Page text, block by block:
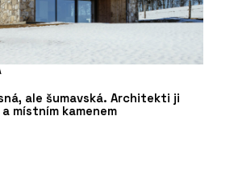
ale šumavská. Architekti ji
místním kamenem